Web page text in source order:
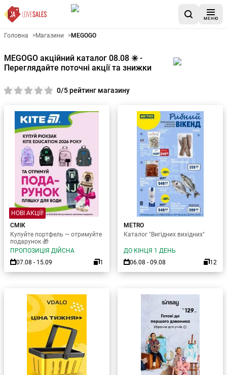
МЕНЮ
Головна >Магазини >MEGOGO
MEGOGO акційний каталог 08.08 ✳️ -
Переглядайте поточні акції та знижки
0/5 рейтинг магазину
НОВІ АКЦІЇ!
СМІК
Купуйте портфель — отримуйте
подарунок 🎁
ПРОПОЗИЦІЯ ДІЙСНА
07.08 - 15.09
1
METRO
Каталог "Вигідних вихідних"
ДО КІНЦЯ 1 ДЕНЬ
06.08 - 09.08
12